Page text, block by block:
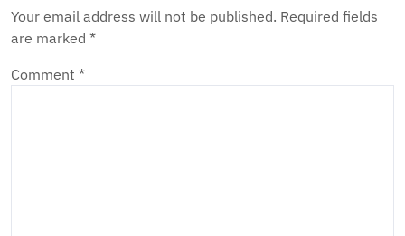
Your email address will not be published. Required fields
are marked *
Comment *